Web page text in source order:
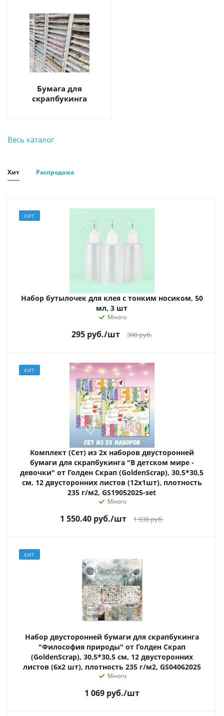
Бумага для
скрапбукинга
Весь каталог
Хит Распродажа
ХИТ
Набор бутылочек для клея с тонким носиком, 50
мл, 3 шт
Много
295 руб./шт 390руб.
ХИТ
Комплект (Сет) из 2х наборов двусторонней
бумаги для скрапбукинга "В детском мире -
девочки" от Голден Скрап (GoldenScrap), 30,5*30,5
см, 12 двусторонних листов (12х1шт), плотность
235 г/м2, GS19052025-set
Много
1 550.40 руб./шт 1 938руб.
ХИТ
Набор двусторонней бумаги для скрапбукинга
"Философия природы" от Голден Скрап
(GoldenScrap), 30,5*30,5 см, 12 двусторонних
листов (6х2 шт), плотность 235 г/м2, GS04062025
Много
1 069руб./шт